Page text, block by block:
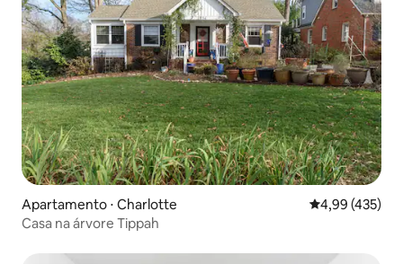
Apartamento ⋅ Charlotte 4,99 de uma
4,99 (435)
Casa na árvore Tippah